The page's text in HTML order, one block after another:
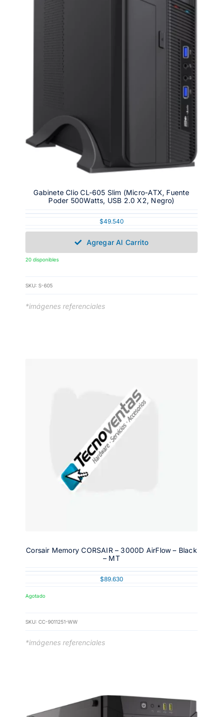
Gabinete Clio CL-605 Slim (Micro-ATX, Fuente
Poder 500Watts, USB 2.0 X2, Negro)
$49.540
Agregar Al Carrito
20 disponibles
SKU: S-605
*imágenes referenciales
Corsair Memory CORSAIR – 3000D AirFlow – Black
– MT
$89.630
Agotado
SKU: CC-9011251-WW
*imágenes referenciales